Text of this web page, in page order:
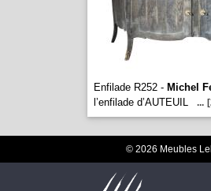
Enfilade R252 - Michel
l’enfilade d’AUTEUIL
...
© 2026 Meubles